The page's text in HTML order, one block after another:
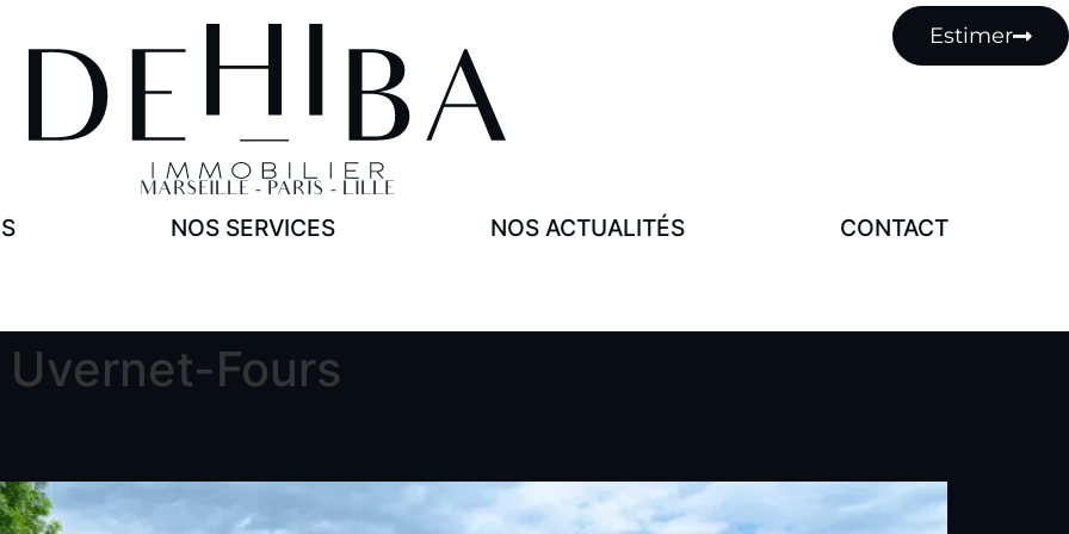
MARSEILLE - PARIS - LILLE
Estimer
NOS SERVICES NOS ACTUALITÉS CONTACT
Fours
Acheter
Vendre
Estimer
Notre Histoire